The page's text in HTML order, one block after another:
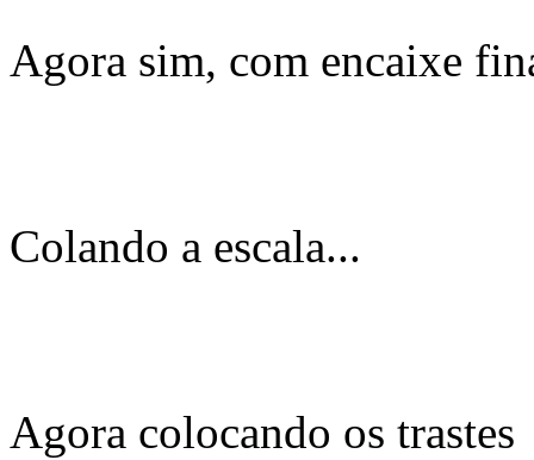
Agora sim, com encaixe
Colando a escala...
Agora colocando os trastes